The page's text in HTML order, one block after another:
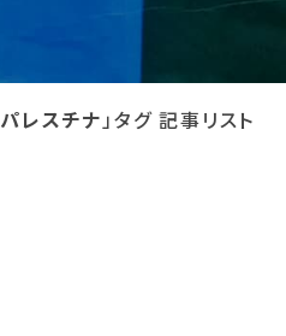
パレスチナ」タグ 記事リスト